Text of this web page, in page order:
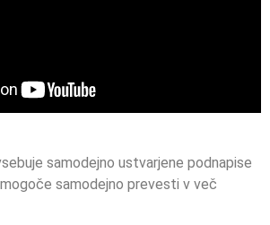
samodejno ustvarjene podnapise
samodejno prevesti v več